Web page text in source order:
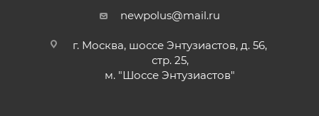
newpolus@mail.ru
г. Москва, шоссе Энтузиастов, д. 56,
стр. 25,
м. "Шоссе Энтузиастов"